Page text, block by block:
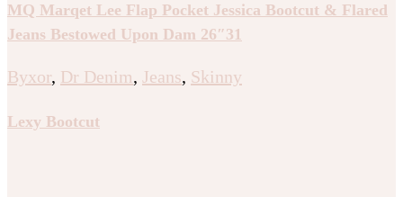
MQ Marqet Lee Flap Pocket Jessica Bootcut & Flared
Jeans Bestowed Upon Dam 26″31
Byxor, Dr Denim, Jeans, Skinny
Lexy Bootcut